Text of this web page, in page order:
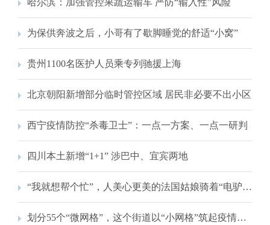
哈尔滨：加强管控果蔬运输车 严防“输入性”风险
为保供奔波之后，小哥有了歇脚睡觉的舒适“小窝”
贵州1100名医护人员乘专列驰援上海
北京朝阳新增部分临时管控区域 居民非必要不出小区
西宁疫情防控“杀毒卫士”：一点一方案、一点一研判
四川本土新增“1+1” 涉巴中、宜宾两地
“我就想帮个忙”，人美心更美的法国姑娘骑着“电驴”服务居民
划分55个“微网格”，这个街道以“小网格”筑起疫情防控“大屏障”